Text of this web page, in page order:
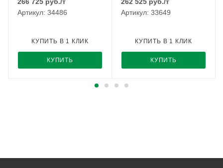
266 725 руб./т
Артикул: 34486
КУПИТЬ
КУПИТЬ В 1 КЛИК
262 525 руб./т
Артикул: 33649
КУПИТЬ
КУПИТЬ В 1 КЛИК